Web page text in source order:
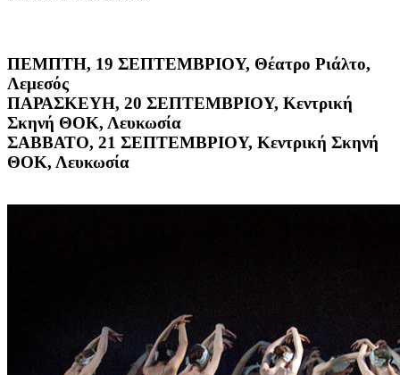
ΠΕΜΠΤΗ, 19 ΣΕΠΤΕΜΒΡΙΟΥ, Θέατρο Ριάλτο,
Λεμεσός
ΠΑΡΑΣΚΕΥΗ, 20 ΣΕΠΤΕΜΒΡΙΟΥ, Κεντρική
Σκηνή ΘΟΚ, Λευκωσία
ΣΑΒΒΑΤΟ, 21 ΣΕΠΤΕΜΒΡΙΟΥ, Κεντρική Σκηνή
ΘΟΚ, Λευκωσία